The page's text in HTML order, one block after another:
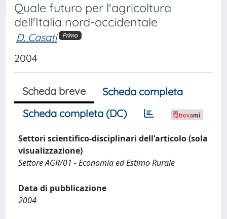
Quale futuro per l'agricoltura
dell'Italia nord-occidentale
D. Casati Primo
2004
Scheda breve
Scheda completa
Scheda completa (DC)
Settori scientifico-disciplinari dell'articolo (sola
visualizzazione)
Settore AGR/01 - Economia ed Estimo Rurale
Data di pubblicazione
2004